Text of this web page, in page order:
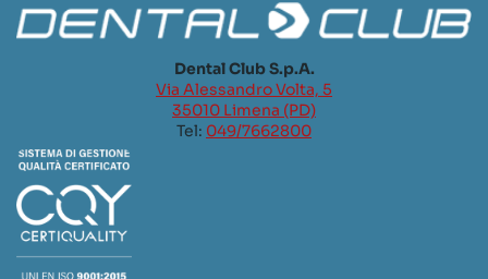
Dental Club S.p.A.
Via Alessandro Volta, 5
35010 Limena (PD)
Tel: 049/7662800